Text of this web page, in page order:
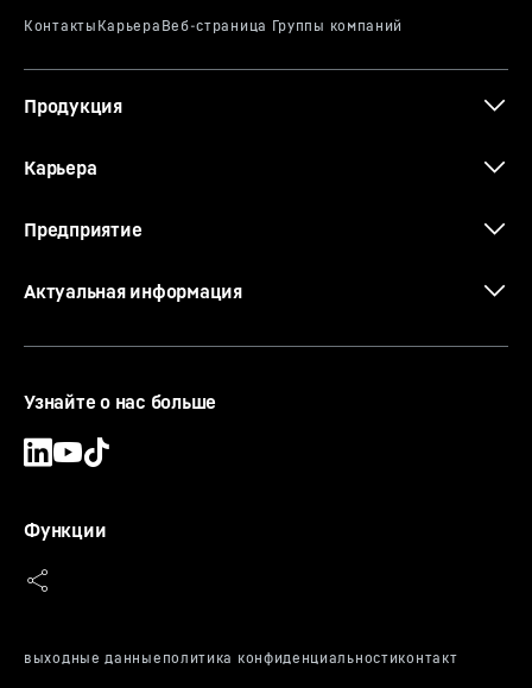
Продукция
Карьера
Предприятие
Актуальная информация
Узнайте о нас больше
Функции